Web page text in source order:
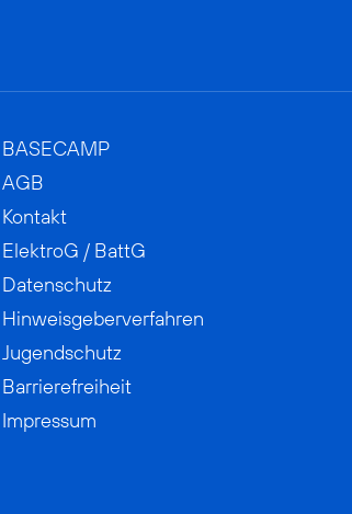
BASECAMP
AGB
Kontakt
ElektroG / BattG
Datenschutz
Hinweisgeberverfahren
Jugendschutz
Barrierefreiheit
Impressum